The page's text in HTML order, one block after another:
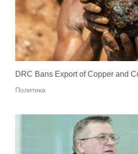
DRC Bans Export of Copper and
Политика